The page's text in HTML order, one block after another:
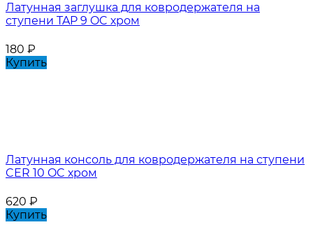
Латунная заглушка для ковродержателя на
ступени TAP 9 OC хром
180 ₽
Купить
Латунная консоль для ковродержателя на ступени
CER 10 OC хром
620 ₽
Купить